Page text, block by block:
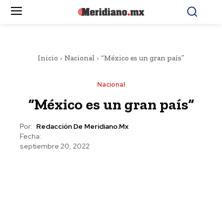
Inicio Nacional “México es un gran país”
Nacional
“México es un gran país”
Por: Redacción De Meridiano.mx
Fecha:
septiembre 20, 2022